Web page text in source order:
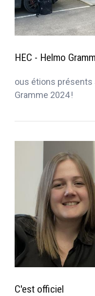
HEC - Helmo
ous étions présents
Gramme 2024 !
C'est officiel